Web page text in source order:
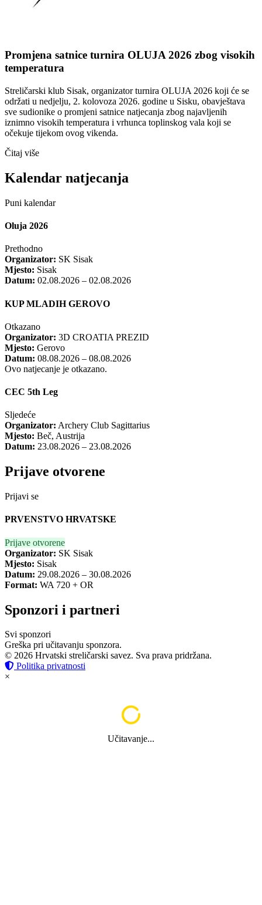
Promjena satnice turnira OLUJA 2026 zbog visokih
temperatura
Streličarski klub Sisak, organizator turnira OLUJA 2026 koji će se
održati u nedjelju, 2. kolovoza 2026. godine u Sisku, obavještava
sve sudionike o promjeni satnice natjecanja zbog najavljenih
iznimno visokih temperatura i vrhunca toplinskog vala koji se
očekuje tijekom ovog vikenda.
Čitaj više
Kalendar natjecanja
Puni kalendar
Oluja 2026
Prethodno
Organizator: SK Sisak
Mjesto: Sisak
Datum: 02.08.2026 – 02.08.2026
KUP MLADIH GEROVO
Otkazano
Organizator: 3D CROATIA PREZID
Mjesto: Gerovo
Datum: 08.08.2026 – 08.08.2026
Ovo natjecanje je otkazano.
CEC 5th Leg
Sljedeće
Organizator: Archery Club Sagittarius
Mjesto: Beč, Austrija
Datum: 23.08.2026 – 23.08.2026
Prijave otvorene
Prijavi se
PRVENSTVO HRVATSKE
Prijave otvorene
Organizator: SK Sisak
Mjesto: Sisak
Datum: 29.08.2026 – 30.08.2026
Format: WA 720 + OR
Sponzori i partneri
Svi sponzori
Greška pri učitavanju sponzora.
© 2026 Hrvatski streličarski savez. Sva prava pridržana.
Politika privatnosti
×
Učitavanje...